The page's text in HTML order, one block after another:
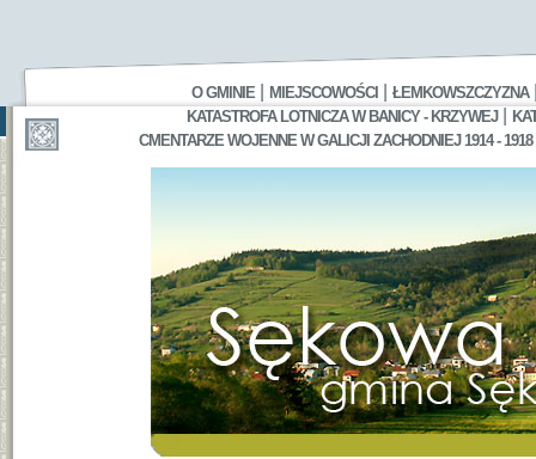
O GMINIE MIEJSCOWOŚCI ŁEMKOWSZCZYZNA
KATASTROFA LOTNICZA W BANICY - KRZYWEJ|
CMENTARZE WOJENNE W GALICJI ZACHODNIEJ 1914 - 1918